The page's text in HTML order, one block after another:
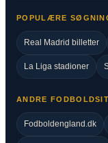
POPULÆRE
Real Madrid billetter
La Liga stadioner
ANDRE
Fodboldengland.dk